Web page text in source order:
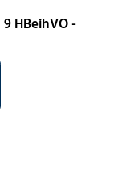
HBeihVO -